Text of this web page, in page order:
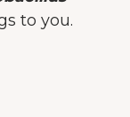
to you.